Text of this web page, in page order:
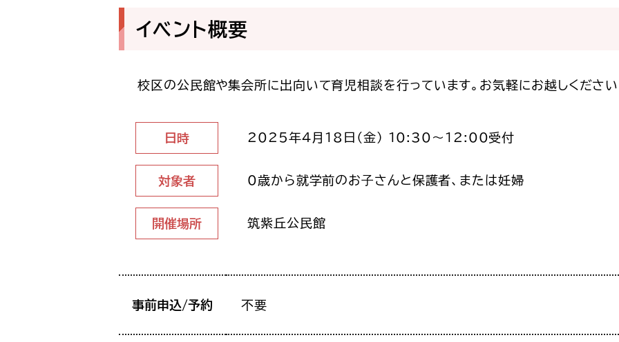
イベント概要
校区の公民館や集会所に出向いて育児相談を行っています。お気軽にお越しください
日時 2025年4月18日（金） 10:30～12:00受付
対象者 0歳から就学前のお⼦さんと保護者、または妊婦
開催場所 筑紫丘公民館
事前申込/予約 不要